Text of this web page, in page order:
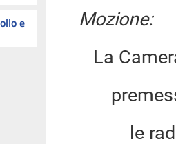
e
Mozione:
La
le